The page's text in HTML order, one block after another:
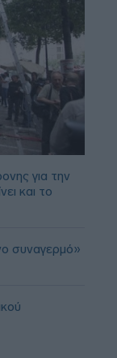
για την
και το
συναγερμό»